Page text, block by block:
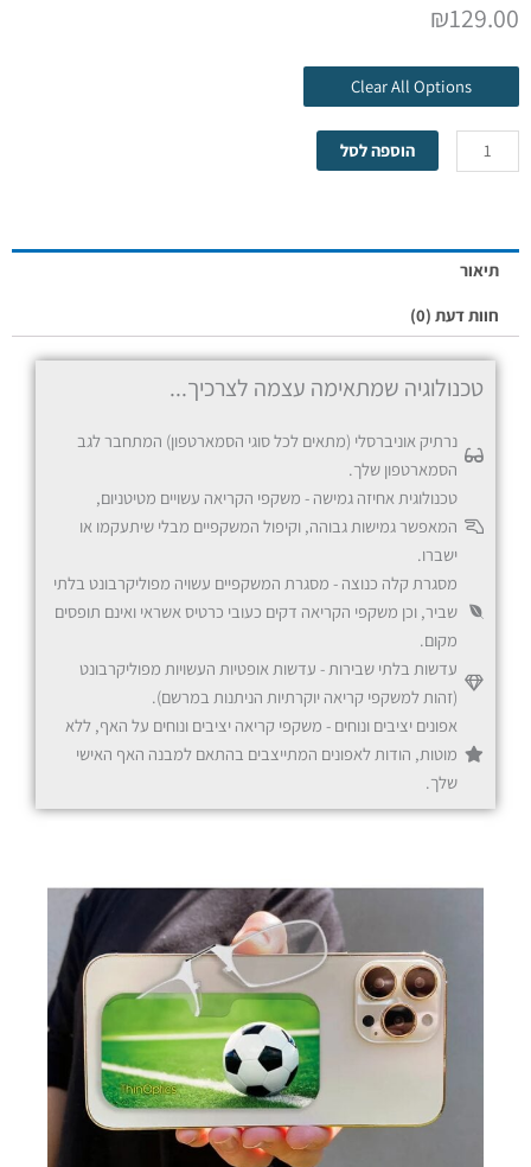
שחור
שקוף
₪129.00
Clear All Options
הוספה לסל
תיאור
חוות דעת (0)
טכנולוגיה שמתאימה עצמה לצרכיך...
נרתיק אוניברסלי (מתאים לכל סוגי הסמארטפון) המתחבר לגב
הסמארטפון שלך.
טכנולוגית אחיזה גמישה - משקפי הקריאה עשויים מטיטניום,
המאפשר גמישות גבוהה, וקיפול המשקפיים מבלי שיתעקמו או
ישברו.
מסגרת קלה כנוצה - מסגרת המשקפיים עשויה מפוליקרבונט בלתי
שביר, וכן משקפי הקריאה דקים כעובי כרטיס אשראי ואינם תופסים
מקום.
עדשות בלתי שבירות - עדשות אופטיות העשויות מפוליקרבונט
(זהות למשקפי קריאה יוקרתיות הניתנות במרשם).
אפונים יציבים ונוחים - משקפי קריאה יציבים ונוחים על האף, ללא
מוטות, הודות לאפונים המתייצבים בהתאם למבנה האף האישי
שלך.